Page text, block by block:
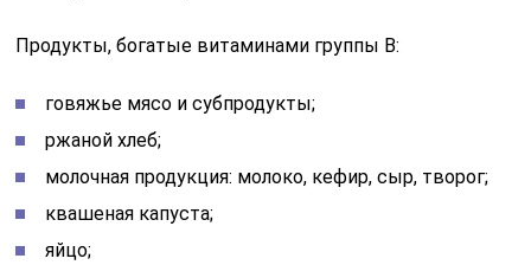
Продукты, богатые витаминами группы В:
говяжье мясо и субпродукты;
ржаной хлеб;
молочная продукция: молоко, кефир, сыр, творог;
квашеная капуста;
яйцо;